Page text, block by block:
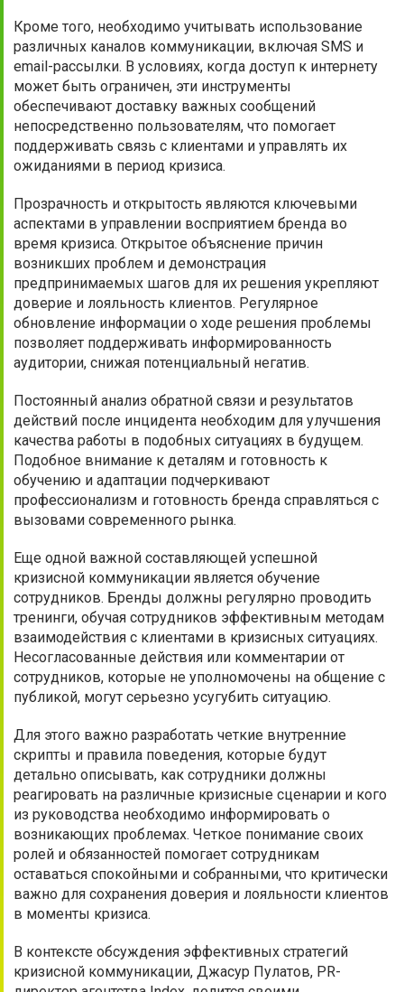
Кроме того, необходимо учитывать использование
различных каналов коммуникации, включая SMS и
email-рассылки. В условиях, когда доступ к интернету
может быть ограничен, эти инструменты
обеспечивают доставку важных сообщений
непосредственно пользователям, что помогает
поддерживать связь с клиентами и управлять их
ожиданиями в период кризиса.
Прозрачность и открытость являются ключевыми
аспектами в управлении восприятием бренда во
время кризиса. Открытое объяснение причин
возникших проблем и демонстрация
предпринимаемых шагов для их решения укрепляют
доверие и лояльность клиентов. Регулярное
обновление информации о ходе решения проблемы
позволяет поддерживать информированность
аудитории, снижая потенциальный негатив.
Постоянный анализ обратной связи и результатов
действий после инцидента необходим для улучшения
качества работы в подобных ситуациях в будущем.
Подобное внимание к деталям и готовность к
обучению и адаптации подчеркивают
профессионализм и готовность бренда справляться с
вызовами современного рынка.
Еще одной важной составляющей успешной
кризисной коммуникации является обучение
сотрудников. Бренды должны регулярно проводить
тренинги, обучая сотрудников эффективным методам
взаимодействия с клиентами в кризисных ситуациях.
Несогласованные действия или комментарии от
сотрудников, которые не уполномочены на общение с
публикой, могут серьезно усугубить ситуацию.
Для этого важно разработать четкие внутренние
скрипты и правила поведения, которые будут
детально описывать, как сотрудники должны
реагировать на различные кризисные сценарии и кого
из руководства необходимо информировать о
возникающих проблемах. Четкое понимание своих
ролей и обязанностей помогает сотрудникам
оставаться спокойными и собранными, что критически
важно для сохранения доверия и лояльности клиентов
в моменты кризиса.
В контексте обсуждения эффективных стратегий
кризисной коммуникации, Джасур Пулатов, PR-